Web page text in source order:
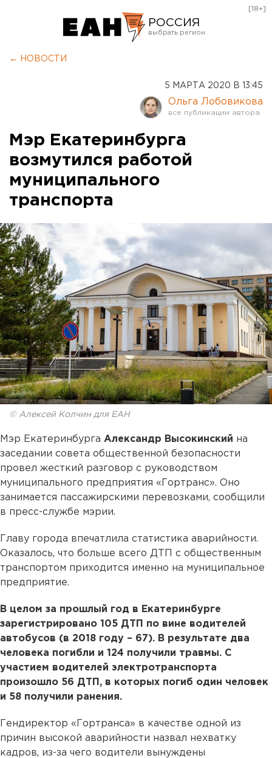
РОССИЯ
Курган
Оренбург
[18+]
← НОВОСТИ
5 МАРТА 2020 В 13:45
Ольга Лобовикова
Мэр Екатеринбурга
возмутился работой
муниципального
транспорта
© Алексей Колчин для ЕАН
Мэр Екатеринбурга Александр Высокинский на
заседании совета общественной безопасности
провел жесткий разговор с руководством
муниципального предприятия «Гортранс». Оно
занимается пассажирскими перевозками, сообщили
в пресс-службе мэрии.
Главу города впечатлила статистика аварийности.
Оказалось, что больше всего ДТП с общественным
транспортом приходится именно на муниципальное
предприятие.
В целом за прошлый год в Екатеринбурге
зарегистрировано 105 ДТП по вине водителей
автобусов (в 2018 году – 67). В результате два
человека погибли и 124 получили травмы. С
участием водителей электротранспорта
произошло 56 ДТП, в которых погиб один человек
и 58 получили ранения.
Гендиректор «Гортранса» в качестве одной из
причин высокой аварийности назвал нехватку
кадров, из-за чего водители вынуждены